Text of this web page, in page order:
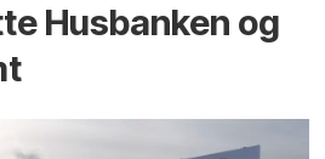
Husbanken og